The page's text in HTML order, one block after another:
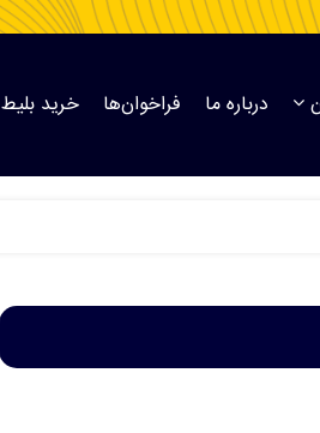
درباره ما فراخوان‌ها خرید بلیط